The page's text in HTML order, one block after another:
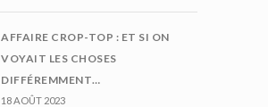
AFFAIRE CROP-TOP : ET SI ON
VOYAIT LES CHOSES
DIFFÉREMMENT…
18 AOÛT 2023